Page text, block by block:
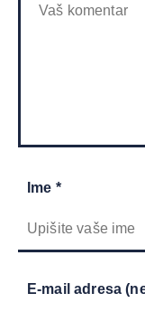
Ime *
E-mail adresa